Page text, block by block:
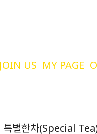
JOIN US MY PAGE
특별한차(Special